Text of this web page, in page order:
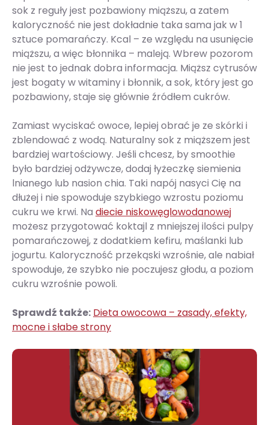
sok z reguły jest pozbawiony miąższu, a zatem
kaloryczność nie jest dokładnie taka sama jak w 1
sztuce pomarańczy. Kcal – ze względu na usunięcie
miąższu, a więc błonnika – maleją. Wbrew pozorom
nie jest to jednak dobra informacja. Miąższ cytrusów
jest bogaty w witaminy i błonnik, a sok, który jest go
pozbawiony, staje się głównie źródłem cukrów.
Zamiast wyciskać owoce, lepiej obrać je ze skórki i
zblendować z wodą. Naturalny sok z miąższem jest
bardziej wartościowy. Jeśli chcesz, by smoothie
było bardziej odżywcze, dodaj łyżeczkę siemienia
lnianego lub nasion chia. Taki napój nasyci Cię na
dłużej i nie spowoduje szybkiego wzrostu poziomu
cukru we krwi. Na diecie niskowęglowodanowej
możesz przygotować koktajl z mniejszej ilości pulpy
pomarańczowej, z dodatkiem kefiru, maślanki lub
jogurtu. Kaloryczność przekąski wzrośnie, ale nabiał
spowoduje, że szybko nie poczujesz głodu, a poziom
cukru wzrośnie powoli.
Sprawdź także: Dieta owocowa – zasady, efekty,
mocne i słabe strony